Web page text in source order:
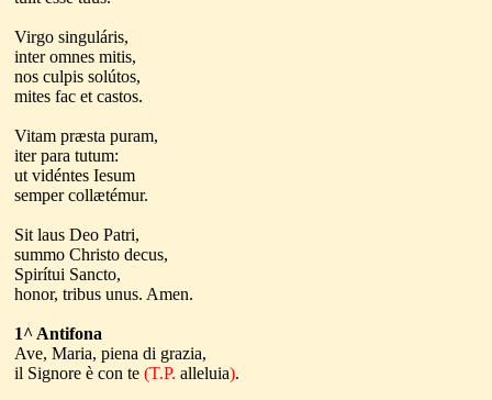
Virgo singuláris,
inter omnes mitis,
nos culpis solútos,
mites fac et castos.
Vitam præsta puram,
iter para tutum:
ut vidéntes Iesum
semper collætémur.
Sit laus Deo Patri,
summo Christo decus,
Spirítui Sancto,
honor, tribus unus. Amen.
1^ Antifona
Ave, Maria, piena di grazia,
il Signore è con te (T.P. alleluia).